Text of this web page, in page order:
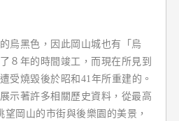
烏黑色，因此岡山城也有「烏
８年的時間竣工，而現在所見到
受燒毀後於昭和41年所重建的。
示著許多相關歷史資料，從最高
望岡山的市街與後樂園的美景，